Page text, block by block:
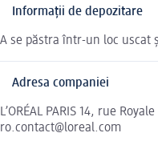
Informații de depozitare
A se păstra într-un loc uscat
Adresa companiei
L’ORÉAL PARIS 14, rue
ro.contact@loreal.com